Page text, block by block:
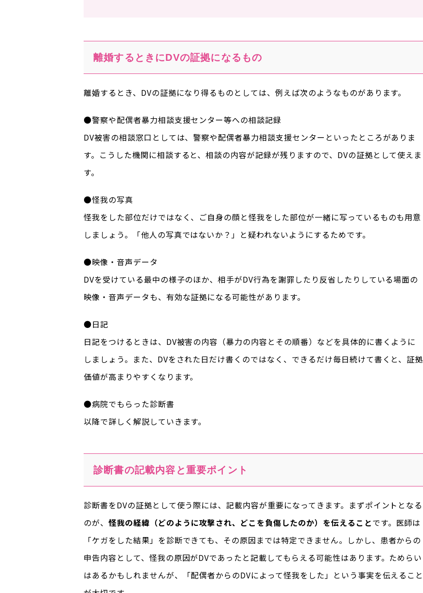
離婚するときにDVの証拠になるもの
離婚するとき、DVの証拠になり得るものとしては、例えば次のようなものがあります。
●警察や配偶者暴力相談支援センター等への相談記録
DV被害の相談窓口としては、警察や配偶者暴力相談支援センターといったところがありま
す。こうした機関に相談すると、相談の内容が記録が残りますので、DVの証拠として使えま
す。
●怪我の写真
怪我をした部位だけではなく、ご自身の顔と怪我をした部位が一緒に写っているものも用意
しましょう。「他人の写真ではないか？」と疑われないようにするためです。
●映像・音声データ
DVを受けている最中の様子のほか、相手がDV行為を謝罪したり反省したりしている場面の
映像・音声データも、有効な証拠になる可能性があります。
●日記
日記をつけるときは、DV被害の内容（暴力の内容とその順番）などを具体的に書くように
しましょう。また、DVをされた日だけ書くのではなく、できるだけ毎日続けて書くと、証拠
価値が高まりやすくなります。
●病院でもらった診断書
以降で詳しく解説していきます。
診断書の記載内容と重要ポイント
診断書をDVの証拠として使う際には、記載内容が重要になってきます。まずポイントとなる
のが、 怪我の経緯（どのように攻撃され、どこを負傷したのか）を伝えることです。医師は
「ケガをした結果」を診断できても、その原因までは特定できません。しかし、患者からの
申告内容として、怪我の原因がDVであったと記載してもらえる可能性はあります。ためらい
はあるかもしれませんが、「配偶者からのDVによって怪我をした」という事実を伝えること